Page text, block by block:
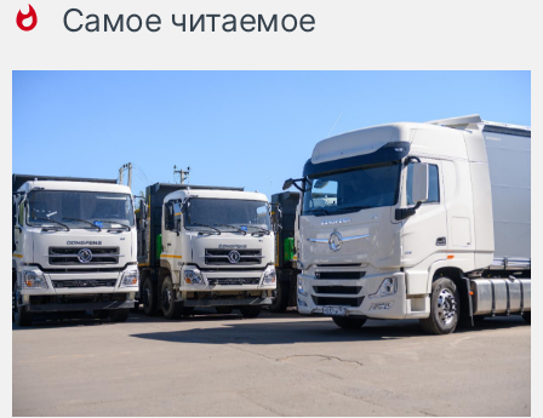
Самое читаемое